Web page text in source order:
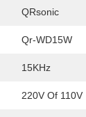
QRsonic
Qr-WD15W
15KHz
220V Of 110V